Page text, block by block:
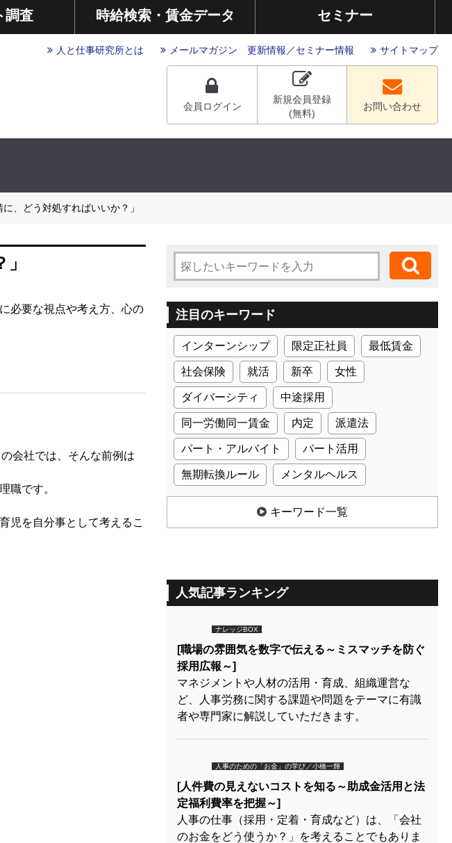
調査 時給検索・賃金データ セミナー
人と仕事研究所とは メールマガジン 更新情報 ／セミナー情報 サイトマップ
会員ログイン
新規会員登録
(無料)
お問い合わせ
、どう対処すればいいか？」
必要な視点や考え方、心の
会社では、そんな前例は
職です。
児を自分事として考えるこ
注目のキーワード
インターンシップ 限定正社員 最低賃金
社会保険 就活 新卒 女性
ダイバーシティ 中途採用
同一労働同一賃金 内定 派遣法
パート・アルバイト パート活用
無期転換ルール メンタルヘルス
キーワード一覧
人気記事ランキング
ナレッジBOX
[職場の雰囲気を数字で伝える～ミスマッチを防ぐ
採用広報～]
マネジメントや人材の活用・育成、組織運営な
ど、人事労務に関する課題や問題をテーマに有識
者や専門家に解説していただきます。
人事のための「お金」の学び／小橋一輝
[人件費の見えないコストを知る～助成金活用と法
定福利費率を把握～]
人事の仕事（採用・定着・育成など）は、「会社
のお金をどう使うか？」を考えることでもありま